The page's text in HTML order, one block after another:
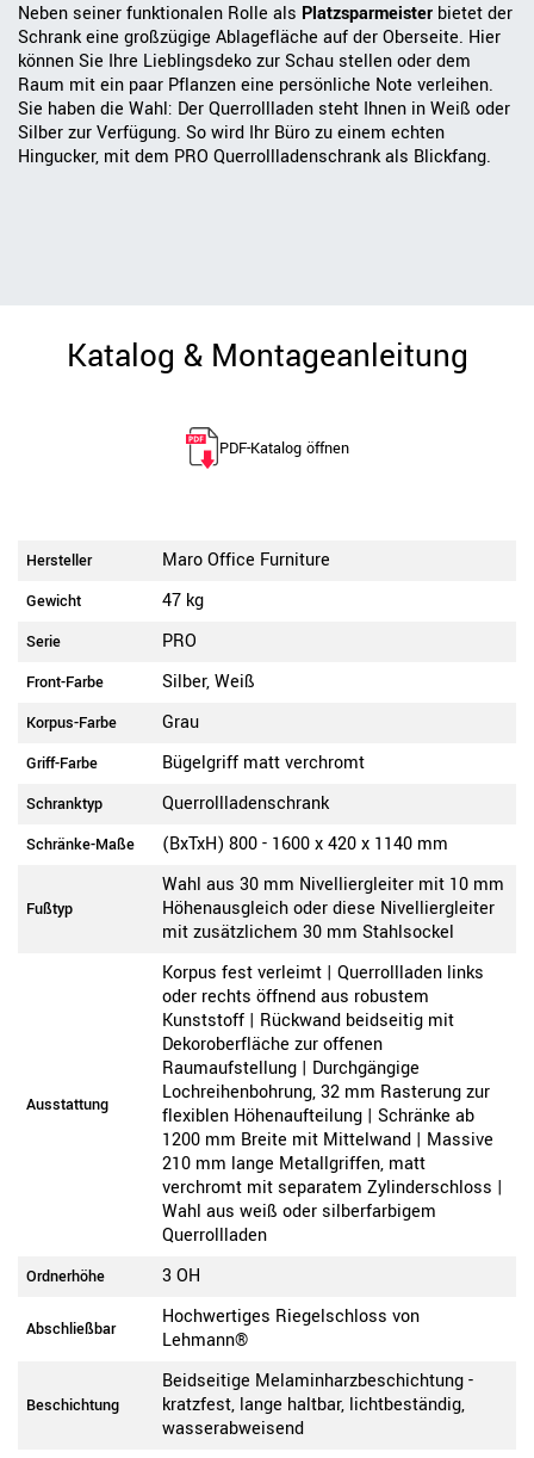
Neben seiner funktionalen Rolle als Platzsparmeister bietet der
Schrank eine großzügige Ablagefläche auf der Oberseite. Hier
können Sie Ihre Lieblingsdeko zur Schau stellen oder dem
Raum mit ein paar Pflanzen eine persönliche Note verleihen.
Sie haben die Wahl: Der Querrollladen steht Ihnen in Weiß oder
Silber zur Verfügung. So wird Ihr Büro zu einem echten
Hingucker, mit dem PRO Querrollladenschrank als Blickfang.
Katalog & Montageanleitung
PDF-Katalog öffnen
Hersteller Maro Office Furniture
Gewicht 47 kg
Serie PRO
Front-Farbe Silber, Weiß
Korpus-Farbe Grau
Griff-Farbe Bügelgriff matt verchromt
Schranktyp Querrollladenschrank
Schränke-Maße (BxTxH) 800 - 1600 x 420 x 1140 mm
Fußtyp
Wahl aus 30 mm Nivelliergleiter mit 10 mm
Höhenausgleich oder diese Nivelliergleiter
mit zusätzlichem 30 mm Stahlsockel
Ausstattung
Korpus fest verleimt | Querrollladen links
oder rechts öffnend aus robustem
Kunststoff | Rückwand beidseitig mit
Dekoroberfläche zur offenen
Raumaufstellung | Durchgängige
Lochreihenbohrung, 32 mm Rasterung zur
flexiblen Höhenaufteilung | Schränke ab
1200 mm Breite mit Mittelwand | Massive
210 mm lange Metallgriffen, matt
verchromt mit separatem Zylinderschloss |
Wahl aus weiß oder silberfarbigem
Querrollladen
Ordnerhöhe 3 OH
Abschließbar
Hochwertiges Riegelschloss von
Lehmann®
Beschichtung
Beidseitige Melaminharzbeschichtung -
kratzfest, lange haltbar, lichtbeständig,
wasserabweisend